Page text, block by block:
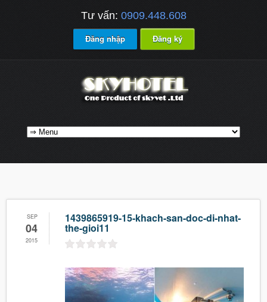
Tư vấn: 0909.448.608
Đăng nhập Đăng ký
SEP
04
2015
1439865919-15-khach-san-doc-di-nhat-
the-gioi11